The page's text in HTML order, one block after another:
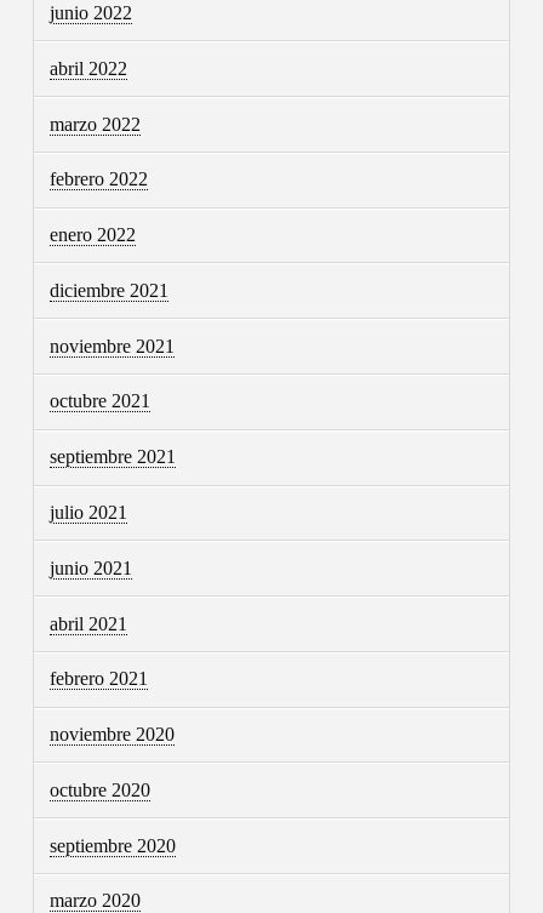
junio 2022
abril 2022
marzo 2022
febrero 2022
enero 2022
diciembre 2021
noviembre 2021
octubre 2021
septiembre 2021
julio 2021
junio 2021
abril 2021
febrero 2021
noviembre 2020
octubre 2020
septiembre 2020
marzo 2020